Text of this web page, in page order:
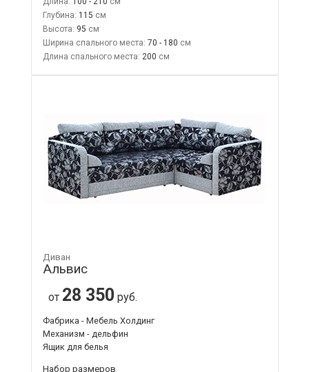
Глубина: 115
Высота: 95
Ширина спального места: 70 - 180
Длина спального места: 200
Диван
Альвис
от 28 350 руб.
Фабрика - Мебель Холдинг
Механизм - дельфин
Ящик для белья
Набор размеров